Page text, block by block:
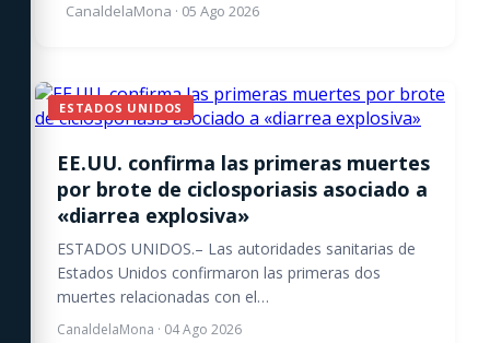
CanaldelaMona · 05 Ago 2026
ESTADOS UNIDOS
EE.UU. confirma las primeras muertes
por brote de ciclosporiasis asociado a
«diarrea explosiva»
ESTADOS UNIDOS.– Las autoridades sanitarias de
Estados Unidos confirmaron las primeras dos
muertes relacionadas con el…
CanaldelaMona · 04 Ago 2026